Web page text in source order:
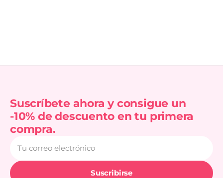
Suscríbete ahora y consigue un
-10% de descuento en tu primera
compra.
correo
electrónico
Suscribirse